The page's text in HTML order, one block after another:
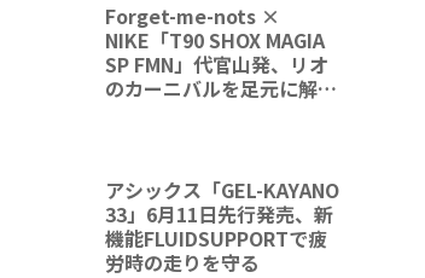
Forget-me-nots ×
NIKE「T90 SHOX MAGIA
SP FMN」代官山発、リオ
のカーニバルを足元に解放
アシックス「GEL-KAYANO
33」6月11日先行発売、新
機能FLUIDSUPPORTで疲
労時の走りを守る